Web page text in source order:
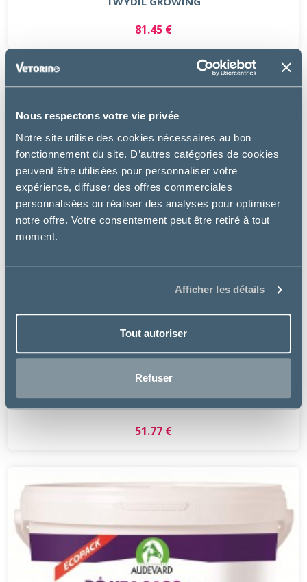
Nous respectons votre vie privée
Notre site utilise des cookies nécessaires au bon
fonctionnement du site. D’autres catégories de cookies
peuvent être utilisées pour personnaliser votre
expérience, diffuser des offres commerciales
personnalisées ou réaliser des analyses pour optimiser
notre offre. Votre consentement peut être retiré à tout
moment.
Afficher les détails
Tout autoriser
Refuser
81.45 €
SEOA vétérinair
51.77 €